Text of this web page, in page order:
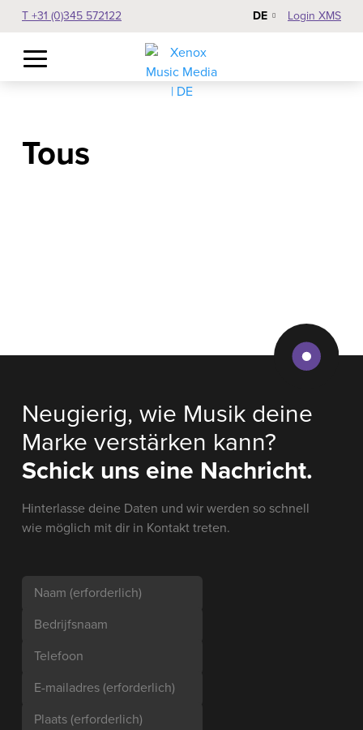
T +31 (0)345 572122 DE Login XMS
Tous
Neugierig, wie Musik deine
Marke verstärken kann?
Schick uns eine Nachricht.
Hinterlasse deine Daten und wir werden so schnell
wie möglich mit dir in Kontakt treten.
Naam (erforderlich)
Bedrijfsnaam
Telefoon
E-mailadres (erforderlich)
Plaats (erforderlich)